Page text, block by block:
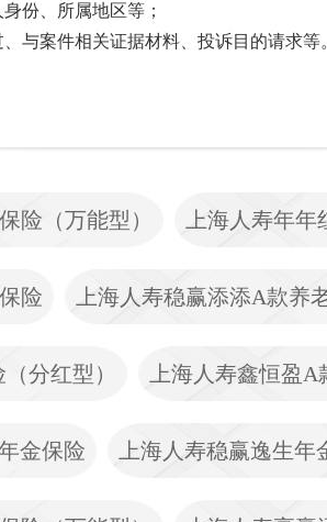
份、所属地区等；
与案件相关证据材料、投诉目的请求等
险（万能型） 上海人寿年年
险 上海人寿稳赢添添A款养
分红型） 上海人寿鑫恒盈A
金保险 上海人寿稳赢逸生年